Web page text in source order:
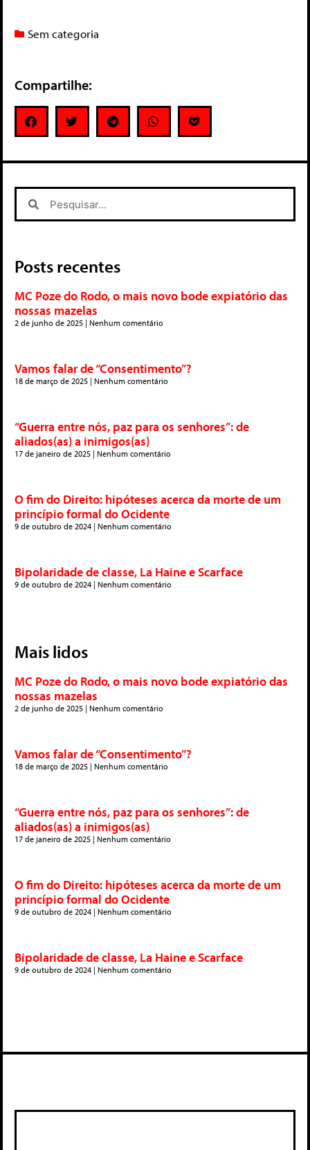
Sem categoria
Compartilhe:
Posts recentes
MC Poze do Rodo, o mais novo bode expiatório das
nossas mazelas
2 de junho de 2025 Nenhum comentário
Vamos falar de “Consentimento”?
18 de março de 2025 Nenhum comentário
“Guerra entre nós, paz para os senhores”: de
aliados(as) a inimigos(as)
17 de janeiro de 2025 Nenhum comentário
O fim do Direito: hipóteses acerca da morte de um
princípio formal do Ocidente
9 de outubro de 2024 Nenhum comentário
Bipolaridade de classe, La Haine e Scarface
9 de outubro de 2024 Nenhum comentário
Mais lidos
MC Poze do Rodo, o mais novo bode expiatório das
nossas mazelas
2 de junho de 2025 Nenhum comentário
Vamos falar de “Consentimento”?
18 de março de 2025 Nenhum comentário
“Guerra entre nós, paz para os senhores”: de
aliados(as) a inimigos(as)
17 de janeiro de 2025 Nenhum comentário
O fim do Direito: hipóteses acerca da morte de um
princípio formal do Ocidente
9 de outubro de 2024 Nenhum comentário
Bipolaridade de classe, La Haine e Scarface
9 de outubro de 2024 Nenhum comentário